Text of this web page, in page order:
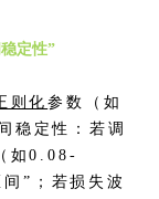
定性”
则化参数（如
稳定性：若调
如0.08-
”；若损失波